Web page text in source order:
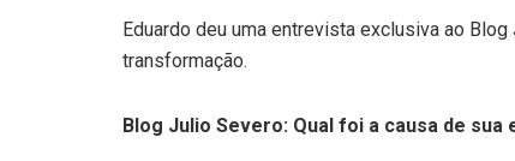
Eduardo deu uma entrevista exclusiva ao
transformação.
Blog Julio Severo: Qual foi a causa de